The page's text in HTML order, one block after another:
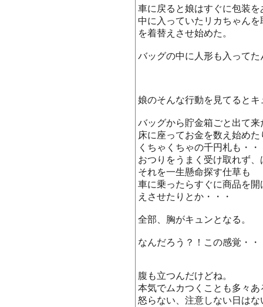
車に戻ると娘はすぐに包装
中に入っていたリカちゃん
を着替えさせ始めた。
バッグの中に人形も入ってた
娘のそんな行動を見てると
バッグから貯金箱ごと出て来
床に座ってお金を数え始めた
くちゃくちゃの千円札も・・
おつりをうまく受け取れず
それを一生懸命探す仕草も
車に乗ったらすぐに商品を
えさせたりとか・・・
全部、胸がキュンとなる。
なんだろう？！この感覚・・
腹も立つんだけどね。
本気でムカつくことも多々あ
怒らない、注意しない日は